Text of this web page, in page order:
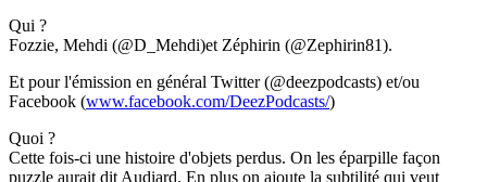
Qui ?
Fozzie, Mehdi (@D_Mehdi)et Zéphirin (@Zephirin81).
Et pour l'émission en général Twitter (@deezpodcasts) et/ou
Facebook (www.facebook.com/DeezPodcasts/)
Quoi ?
Cette fois-ci une histoire d'objets perdus. On les éparpille façon
puzzle aurait dit Audiard. En plus on ajoute la subtilité qui veut